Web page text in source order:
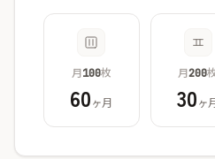
月100枚
60ヶ月
月200
30ヶ